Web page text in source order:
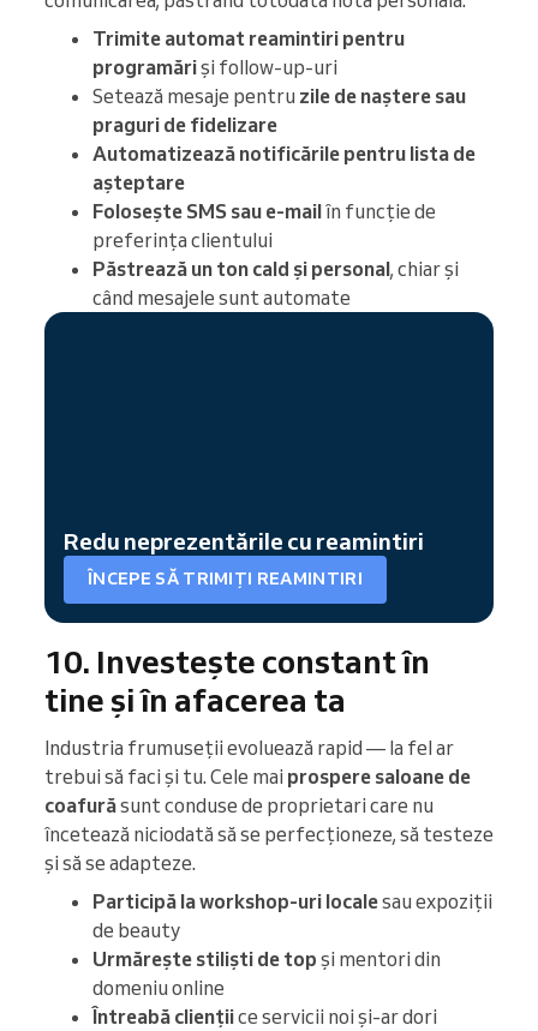
Trimite automat reamintiri pentru
programăriși follow-up-uri
Setează mesaje pentru zile de naștere sau
praguri de fidelizare
Automatizează notificările pentru lista de
așteptare
Folosește SMS sau e-mailîn funcție de
preferința clientului
Păstrează un ton cald și personal, chiar și
când mesajele sunt automate
Redu neprezentările cu reamintiri
ÎNCEPE SĂ TRIMIȚI REAMINTIRI
10. Investește constant în
tine și în afacerea ta
Industria frumuseții evoluează rapid — la fel ar
trebui să faci și tu. Cele mai prospere saloane de
coafurăsunt conduse de proprietari care nu
încetează niciodată să se perfecționeze, să testeze
și să se adapteze.
Participă la workshop-uri localesau expoziții
de beauty
Urmărește stiliști de top și mentori din
domeniu online
Întreabă cliențiice servicii noi și-ar dori